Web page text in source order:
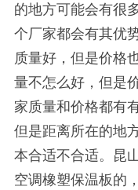
的地方可能会有很
个厂家都会有其优
质量好，但是价格
量不怎么好，但是
家质量和价格都有
但是距离所在的地
本合适不合适。昆
空调橡塑保温板的